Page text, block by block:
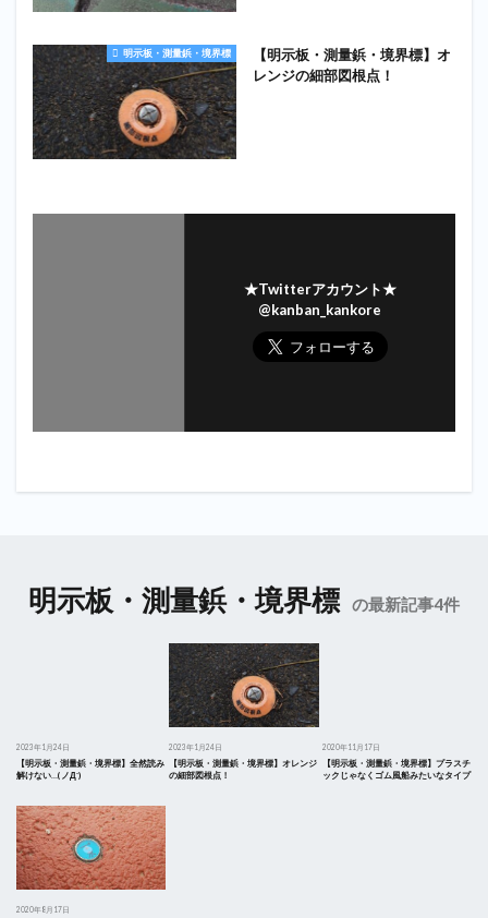
明示板・測量鋲・境界標
【明示板・測量鋲・境界標】オ
レンジの細部図根点！
★Twitterアカウント★
@kanban_kankore
明示板・測量鋲・境界標 の最新記事4件
2023年1月24日
【明示板・測量鋲・境界標】全然読み
解けない…( ノД`)
2023年1月24日
【明示板・測量鋲・境界標】オレンジ
の細部図根点！
2020年11月17日
【明示板・測量鋲・境界標】プラスチ
ックじゃなくゴム風船みたいなタイプ
2020年8月17日